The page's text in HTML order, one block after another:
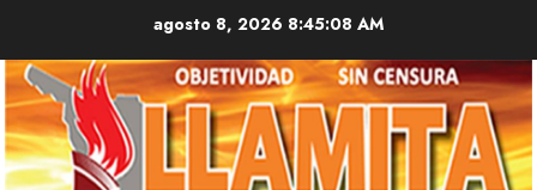
content
agosto 8, 2026 8:45:09 AM